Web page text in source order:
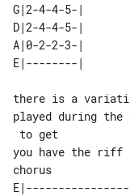
G|2-4-4-5-|
D|2-4-4-5-|
A|0-2-2-3-|
there is a
played during
chorus